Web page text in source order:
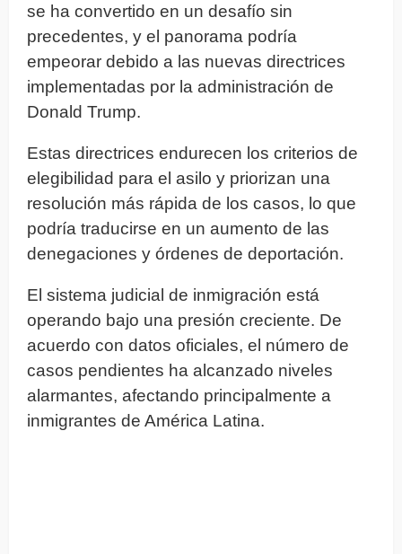
se ha convertido en un desafío sin
precedentes, y el panorama podría
empeorar debido a las nuevas directrices
implementadas por la administración de
Donald Trump.
Estas directrices endurecen los criterios de
elegibilidad para el asilo y priorizan una
resolución más rápida de los casos, lo que
podría traducirse en un aumento de las
denegaciones y órdenes de deportación.
El sistema judicial de inmigración está
operando bajo una presión creciente. De
acuerdo con datos oficiales, el número de
casos pendientes ha alcanzado niveles
alarmantes, afectando principalmente a
inmigrantes de América Latina.